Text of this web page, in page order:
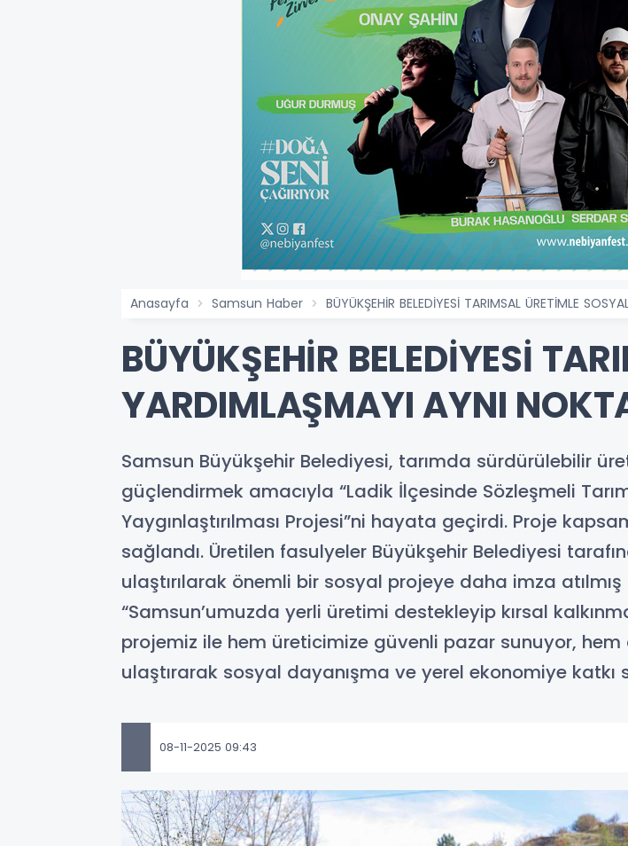
Anasayfa Samsun Haber BÜYÜKŞEHİR BELEDİYESİ TARIMSAL ÜRETİMLE
BÜYÜKŞEHİR BELEDİYESİ
YARDIMLAŞMAYI AYNI
Samsun Büyükşehir Belediyesi, tarımda sürdürülebilir
güçlendirmek amacıyla “Ladik İlçesinde Sözleşmeli
Yaygınlaştırılması Projesi”ni hayata geçirdi. Proje
sağlandı. Üretilen fasulyeler Büyükşehir Belediyesi
ulaştırılarak önemli bir sosyal projeye daha imza
“Samsun’umuzda yerli üretimi destekleyip kırsal
projemiz ile hem üreticimize güvenli pazar sunuyor,
ulaştırarak sosyal dayanışma ve yerel ekonomiye katkı
08-11-2025 09:43